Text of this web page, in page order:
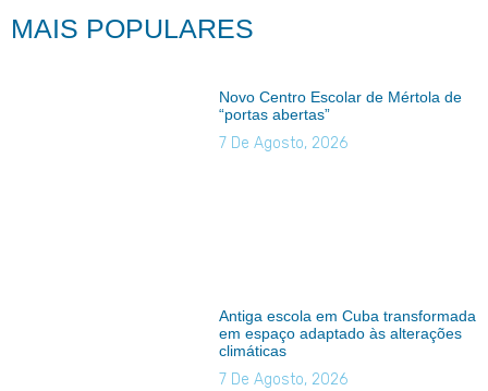
MAIS POPULARES
Novo Centro Escolar de Mértola de
“portas abertas”
7 De Agosto, 2026
Antiga escola em Cuba transformada
em espaço adaptado às alterações
climáticas
7 De Agosto, 2026